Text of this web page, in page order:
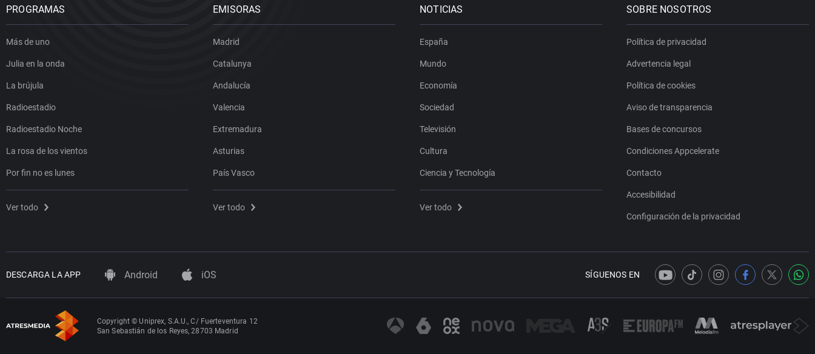
PROGRAMAS
Más de uno
Julia en la onda
La brújula
Radioestadio
Radioestadio Noche
La rosa de los vientos
Por fin no es lunes
Ver todo
EMISORAS
Madrid
Catalunya
Andalucía
Valencia
Extremadura
Asturias
País Vasco
Ver todo
NOTICIAS
España
Mundo
Economía
Sociedad
Televisión
Cultura
Ciencia y Tecnología
Ver todo
SOBRE NOSOTROS
Política de privacidad
Advertencia legal
Política de cookies
Aviso de transparencia
Bases de concursos
Condiciones Appcelerate
Contacto
Accesibilidad
Configuración de la privacidad
DESCARGA LA APP Android iOS SÍGUENOS EN
Copyright © Uniprex, S.A.U., C/ Fuerteventura 12
San Sebastián de los Reyes, 28703 Madrid